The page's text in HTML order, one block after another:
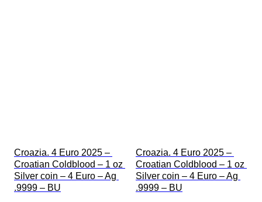
Croazia. 4 Euro 2025 –
Croatian Coldblood – 1 oz
Silver coin – 4 Euro – Ag
.9999 – BU
Croazia. 4 Euro 2025 –
Croatian Coldblood – 1 oz
Silver coin – 4 Euro – Ag
.9999 – BU